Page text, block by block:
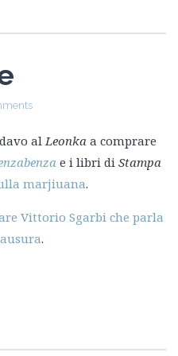
al Leonka a comprare
e i libri di Stampa
marjiuana.
Vittorio Sgarbi che parla
.